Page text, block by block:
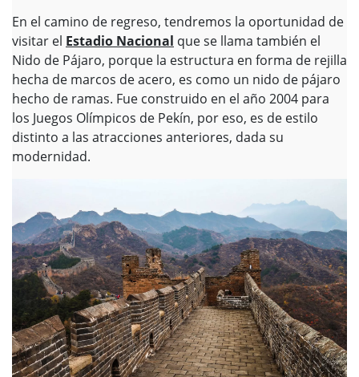
En el camino de regreso, tendremos la oportunidad de
visitar el Estadio Nacional que se llama también el
Nido de Pájaro, porque la estructura en forma de rejilla
hecha de marcos de acero, es como un nido de pájaro
hecho de ramas. Fue construido en el año 2004 para
los Juegos Olímpicos de Pekín, por eso, es de estilo
distinto a las atracciones anteriores, dada su
modernidad.